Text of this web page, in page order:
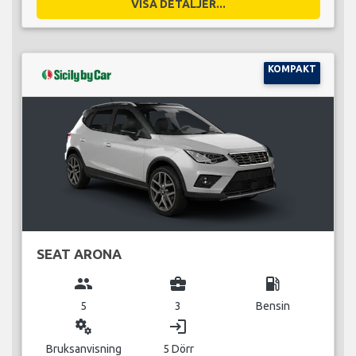
VISA DETALJER...
KOMPAKT
SEAT ARONA
group
5
business_center
3
local_gas_station
Bensin
miscellaneous_services
Bruksanvisning
login
5 Dörr